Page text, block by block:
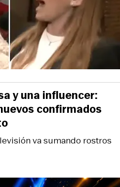
va sumando rostros
y una influencer:
confirmados